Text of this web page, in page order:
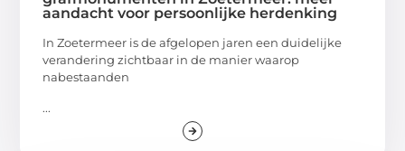
aandacht voor persoonlijke herdenking
In Zoetermeer is de afgelopen jaren een duidelijke
verandering zichtbaar in de manier waarop
nabestaanden
...